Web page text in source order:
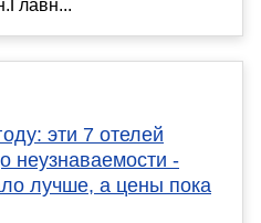
эти 7 отелей
неузнаваемости -
лучше, а цены пока